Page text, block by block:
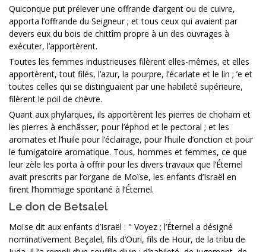
Quiconque put prélever une offrande d’argent ou de cuivre,
apporta l’offrande du Seigneur ; et tous ceux qui avaient par
devers eux du bois de chittîm propre à un des ouvrages à
exécuter, l’apportèrent.
Toutes les femmes industrieuses filèrent elles-mêmes, et elles
apportèrent, tout filés, l’azur, la pourpre, l’écarlate et le lin ; ’e et
toutes celles qui se distinguaient par une habileté supérieure,
filèrent le poil de chèvre.
Quant aux phylarques, ils apportèrent les pierres de choham et
les pierres à enchâsser, pour l’éphod et le pectoral ; et les
aromates et l’huile pour l’éclairage, pour l’huile d’onction et pour
le fumigatoire aromatique. Tous, hommes et femmes, ce que
leur zèle les porta à offrir pour les divers travaux que l’Éternel
avait prescrits par l’organe de Moïse, les enfants d’Israël en
firent l’hommage spontané à l’Éternel.
Le don de Betsalel
Moïse dit aux enfants d’Israël : " Voyez ; l’Éternel a désigné
nominativement Beçalel, fils d’Ouri, fils de Hour, de la tribu de